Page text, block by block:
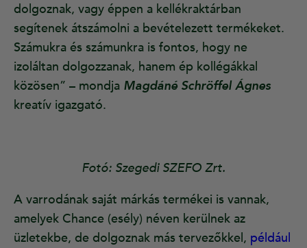
dolgoznak, vagy éppen a kellékraktárban
segítenek átszámolni a bevételezett termékeket.
Számukra és számunkra is fontos, hogy ne
izoláltan dolgozzanak, hanem ép kollégákkal
közösen” – mondja Magdáné Schröffel Ágnes
kreatív igazgató.
Fotó: Szegedi SZEFO Zrt.
A varrodának saját márkás termékei is vannak,
amelyek Chance (esély) néven kerülnek az
üzletekbe, de dolgoznak más tervezőkkel, például